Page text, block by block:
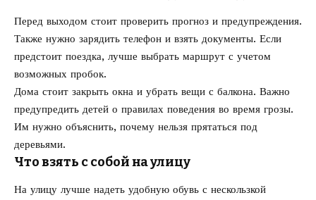
Перед выходом стоит проверить прогноз и предупреждения.
Также нужно зарядить телефон и взять документы. Если
предстоит поездка, лучше выбрать маршрут с учетом
возможных пробок.
Дома стоит закрыть окна и убрать вещи с балкона. Важно
предупредить детей о правилах поведения во время грозы.
Им нужно объяснить, почему нельзя прятаться под
деревьями.
Что взять с собой на улицу
На улицу лучше надеть удобную обувь с нескользкой